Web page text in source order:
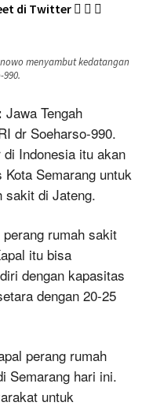
di Twitter
menyambut kedatangan
Jawa Tengah
dr Soeharso-990.
Indonesia itu akan
Kota Semarang untuk
sakit di Jateng.
rumah sakit
itu bisa
dengan kapasitas
dengan 20-25
perang rumah
Semarang hari ini.
untuk